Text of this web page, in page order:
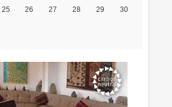
25 26 27 28 29
30